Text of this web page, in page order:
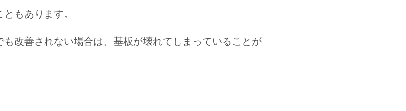
もあります。
も改善されない場合は、基板が壊れてしまっていることが